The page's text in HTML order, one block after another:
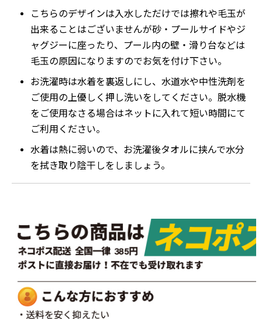
こちらのデザインは入水しただけでは擦れや毛玉が
出来ることはございませんが砂・プールサイドやジ
ャグジーに座ったり、プール内の壁・滑り台などは
毛玉の原因になりますのでお気を付け下さい。
お洗濯時は水着を裏返しにし、水道水や中性洗剤を
ご使用の上優しく押し洗いをしてください。脱水機
をご使用なさる場合はネットに入れて短い時間にて
ご利用ください。
水着は熱に弱いので、お洗濯後タオルに挟んで水分
を拭き取り陰干しをしましょう。